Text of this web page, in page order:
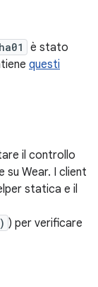
è stato
questi
il controllo
su Wear. I client
statica e il
) per verificare